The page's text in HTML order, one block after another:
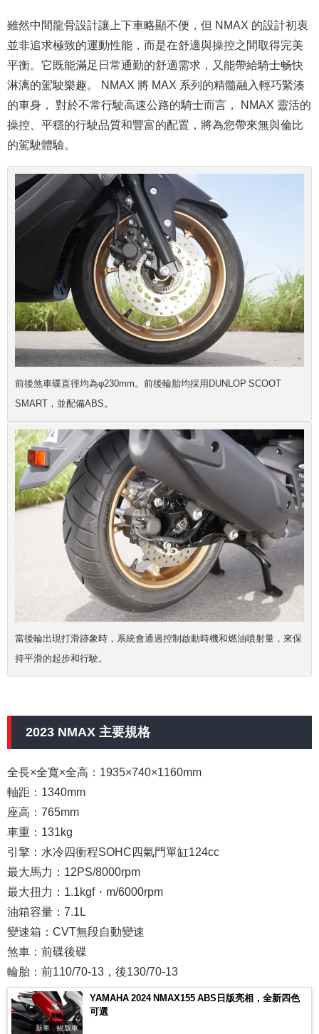
雖然中間龍骨設計讓上下車略顯不便，但 NMAX 的設計初衷
並非追求極致的運動性能，而是在舒適與操控之間取得完美
平衡。它既能滿足日常通勤的舒適需求，又能帶給騎士畅快
淋漓的駕駛樂趣。 NMAX 將 MAX 系列的精髓融入輕巧緊湊
的車身， 對於不常行駛高速公路的騎士而言， NMAX 靈活的
操控、平穩的行駛品質和豐富的配置，將為您帶來無與倫比
的駕駛體驗。
前後煞車碟直徑均為φ230mm。前後輪胎均採用DUNLOP SCOOT
SMART，並配備ABS。
當後輪出現打滑跡象時，系統會通過控制啟動時機和燃油噴射量，來保
持平滑的起步和行駛。
2023 NMAX 主要規格
全長×全寬×全高：1935×740×1160mm
軸距：1340mm
座高：765mm
車重：131kg
引擎：水冷四衝程SOHC四氣門單缸124cc
最大馬力：12PS/8000rpm
最大扭力：1.1kgf・m/6000rpm
油箱容量：7.1L
變速箱：CVT無段自動變速
煞車：前碟後碟
輪胎：前110/70-13，後130/70-13
新車．絕版車
YAMAHA 2024 NMAX155 ABS日版亮相，全新四色
可選